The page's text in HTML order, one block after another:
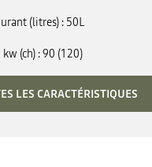
(litres) 50L
(ch) 90 (120)
LES CARACTÉRISTIQUES